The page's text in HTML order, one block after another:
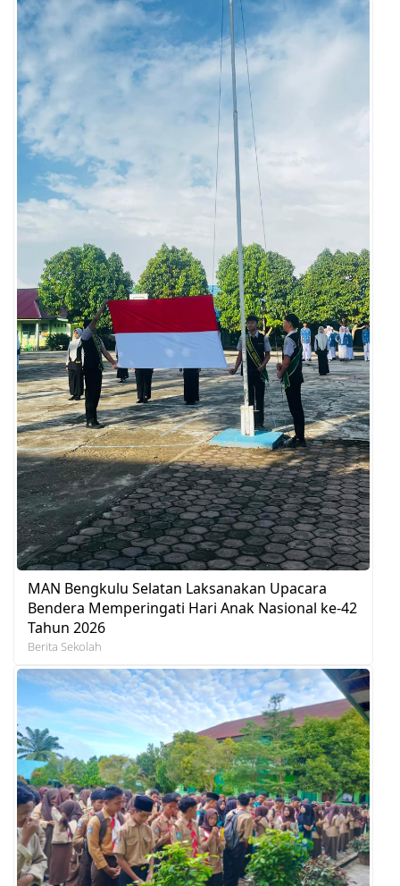
MAN Bengkulu Selatan Laksanakan Upacara
Bendera Memperingati Hari Anak Nasional ke-42
Tahun 2026
Berita Sekolah